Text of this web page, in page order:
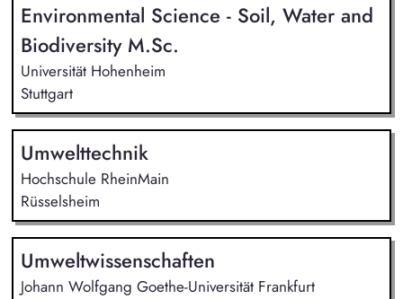
Environmental Science - Soil, Water and
Biodiversity M.Sc.
Universität Hohenheim
Stuttgart
Umwelttechnik
Hochschule RheinMain
Rüsselsheim
Umweltwissenschaften
Johann Wolfgang Goethe-Universität Frankfurt